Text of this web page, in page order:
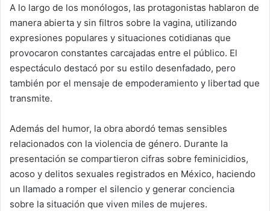
A lo largo de los monólogos, las protagonistas hablaron de
manera abierta y sin filtros sobre la vagina, utilizando
expresiones populares y situaciones cotidianas que
provocaron constantes carcajadas entre el público. El
espectáculo destacó por su estilo desenfadado, pero
también por el mensaje de empoderamiento y libertad que
transmite.
Además del humor, la obra abordó temas sensibles
relacionados con la violencia de género. Durante la
presentación se compartieron cifras sobre feminicidios,
acoso y delitos sexuales registrados en México, haciendo
un llamado a romper el silencio y generar conciencia
sobre la situación que viven miles de mujeres.